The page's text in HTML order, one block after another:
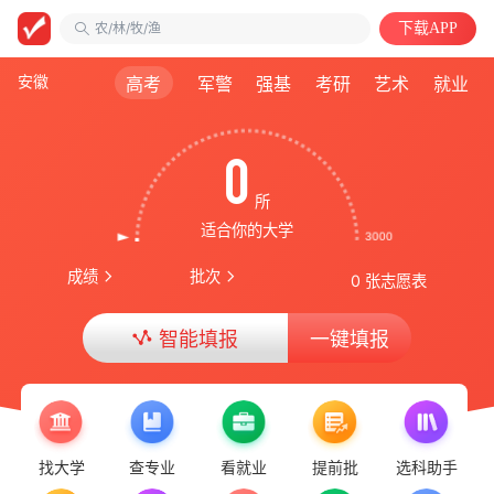
农/林/牧/渔
自动化类
下载APP
安徽 高考 军警 强基 考研 艺术 就业
0 所
适合你的大学
成绩 批次 0 张志愿表
智能填报 一键填报
找大学 查专业 看就业 提前批 选科助手